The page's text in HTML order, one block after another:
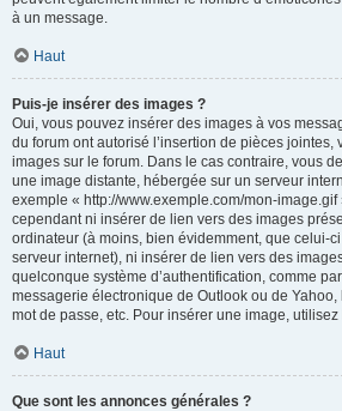
à un message.
Haut
Puis-je insérer des images ?
Oui, vous pouvez insérer des images à vos
du forum ont autorisé l’insertion de pièces jointes,
images sur le forum. Dans le cas contraire, vous
une image distante, hébergée sur un serveur
exemple « http://www.exemple.com/mon-image.gif
cependant ni insérer de lien vers des images
ordinateur (à moins, bien évidemment, que celui-
serveur internet), ni insérer de lien vers des
quelconque système d’authentification, comme
messagerie électronique de Outlook ou de
mot de passe, etc. Pour insérer une image,
Haut
Que sont les annonces générales ?